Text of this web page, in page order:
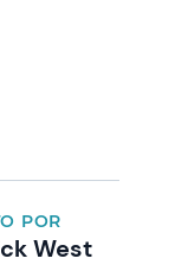
POR
West